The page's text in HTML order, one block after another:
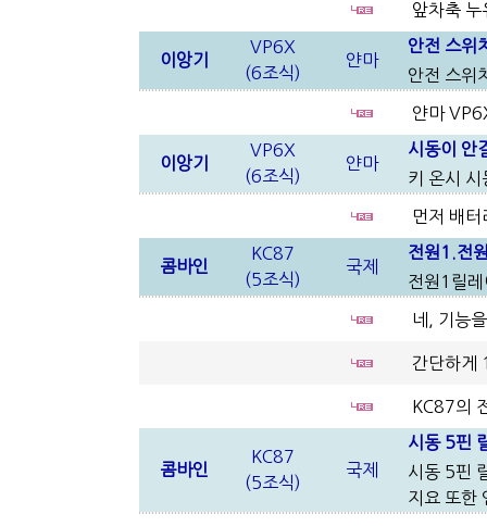
앞차축
이앙기
VP6X
(6조식)
얀마
안전 스위
안전 스위
얀마
이앙기
VP6X
(6조식)
얀마
시동이 안
키 온시 시
먼저 배터
콤바인
KC87
(5조식)
국제
전원1.전
전원1릴
네, 기능
간단하게
KC87의
콤바인
KC87
(5조식)
국제
시동 5핀
시동 5핀
지요 또한